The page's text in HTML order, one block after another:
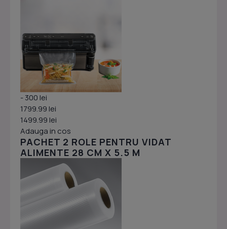
- 300 lei
1799.99 lei
1499.99 lei
Adauga in cos
PACHET 2 ROLE PENTRU VIDAT
ALIMENTE 28 CM X 5.5 M